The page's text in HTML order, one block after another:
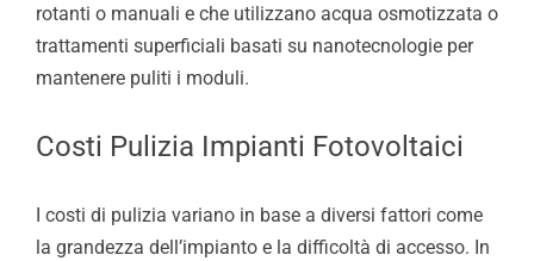
rotanti o manuali e che utilizzano acqua osmotizzata o
trattamenti superficiali basati su nanotecnologie per
mantenere puliti i moduli.
Costi Pulizia Impianti Fotovoltaici
I costi di pulizia variano in base a diversi fattori come
la grandezza dell’impianto e la difficoltà di accesso. In